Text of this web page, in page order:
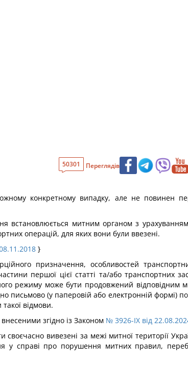
50301 Переглядів
конкретному випадку, але не повинен
встановлюється митним органом з
операцій, для яких вони були ввезені.
}
призначення, особливостей
першої цієї статті та/або транспортних
режиму може бути продовжений відповідним
(у паперовій або електронній формі)
відмови.
згідно із Законом № 3926-IX від
вивезені за межі митної території
у справі про порушення митних правил,